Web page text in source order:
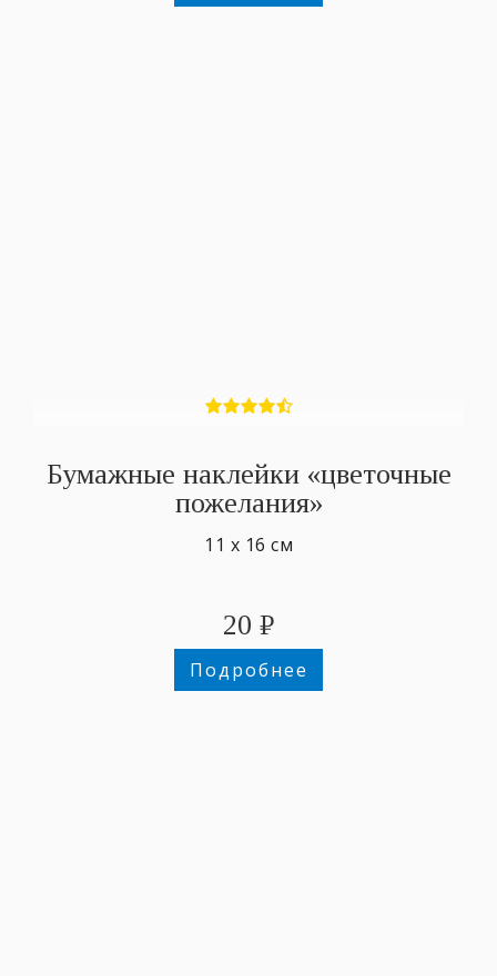
Бумажные наклейки «цветочные
пожелания»
11 х 16 см
20 ₽
Подробнее